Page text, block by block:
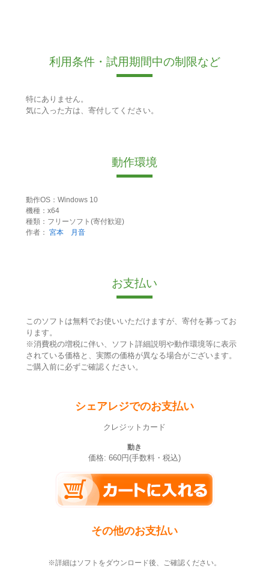
利用条件・試用期間中の制限など
特にありません。
気に入った方は、寄付してください。
動作環境
動作OS：Windows 10
機種：x64
種類：フリーソフト(寄付歓迎)
作者： 宮本 月音
お支払い
このソフトは無料でお使いいただけますが、寄付を募ってお
ります。
※消費税の増税に伴い、ソフト詳細説明や動作環境等に表示
されている価格と、実際の価格が異なる場合がございます。
ご購入前に必ずご確認ください。
シェアレジでのお支払い
クレジットカード
動き
価格: 660円(手数料・税込)
その他のお支払い
※詳細はソフトをダウンロード後、ご確認ください。